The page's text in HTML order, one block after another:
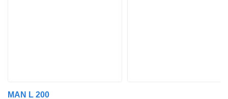
MAN L 200